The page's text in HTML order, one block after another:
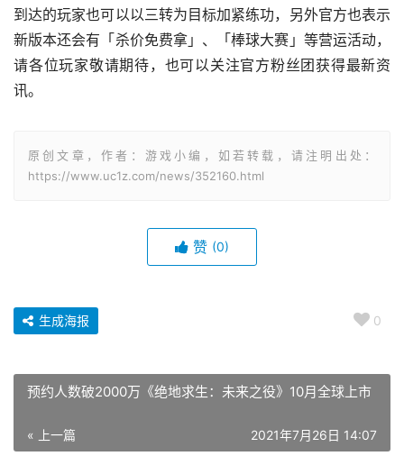
到达的玩家也可以以三转为目标加紧练功，另外官方也表示
新版本还会有「杀价免费拿」、「棒球大赛」等营运活动，
请各位玩家敬请期待，也可以关注官方粉丝团获得最新资
讯。
原创文章，作者：游戏小编，如若转载，请注明出处：
https://www.uc1z.com/news/352160.html
赞 (0)
0
生成海报
预约人数破2000万《绝地求生：未来之役》10月全球上市
« 上一篇 2021年7月26日 14:07